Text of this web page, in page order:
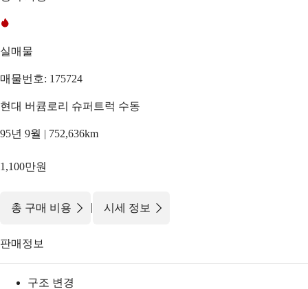
실매물
매물번호: 175724
현대 버큠로리 슈퍼트럭 수동
95년 9월 | 752,636km
1,100만원
총 구매 비용 | 시세 정보
판매정보
구조 변경